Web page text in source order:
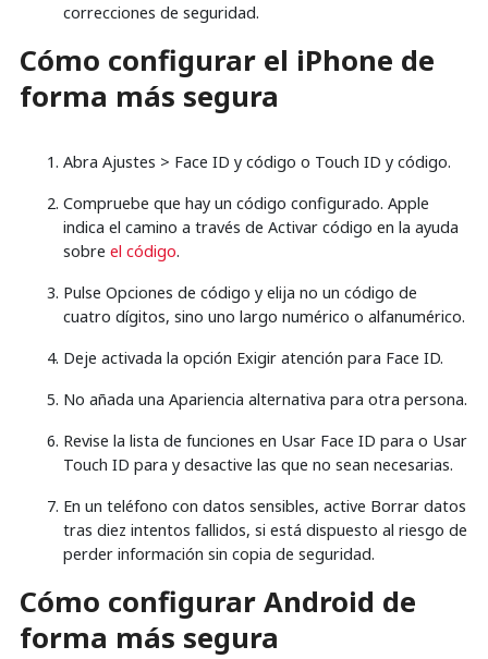
correcciones de seguridad.
Cómo configurar el iPhone de
forma más segura
Abra Ajustes > Face ID y código o Touch ID y código.
Compruebe que hay un código configurado. Apple
indica el camino a través de Activar código en la ayuda
sobre el código.
Pulse Opciones de código y elija no un código de
cuatro dígitos, sino uno largo numérico o alfanumérico.
Deje activada la opción Exigir atención para Face ID.
No añada una Apariencia alternativa para otra persona.
Revise la lista de funciones en Usar Face ID para o Usar
Touch ID para y desactive las que no sean necesarias.
En un teléfono con datos sensibles, active Borrar datos
tras diez intentos fallidos, si está dispuesto al riesgo de
perder información sin copia de seguridad.
Cómo configurar Android de
forma más segura